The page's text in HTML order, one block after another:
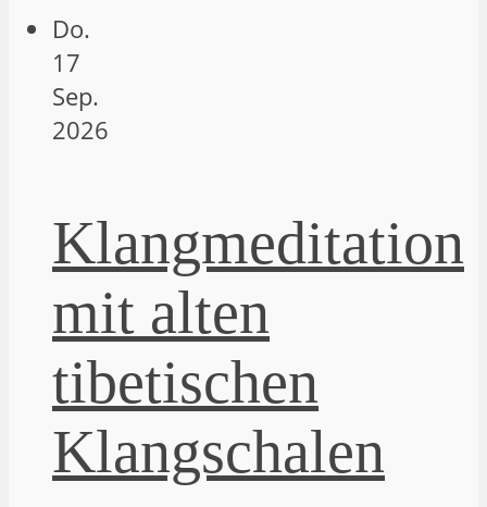
Do.
17
Sep.
2026
Klangmeditation
mit alten
tibetischen
Klangschalen